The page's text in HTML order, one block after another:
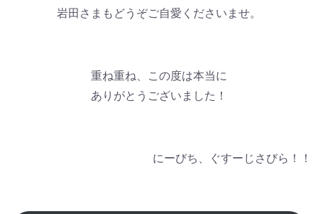
岩田さまもどうぞご自愛くださいませ。
重ね重ね、この度は本当に
ありがとうございました！
にーびち、ぐすーじさびら！！